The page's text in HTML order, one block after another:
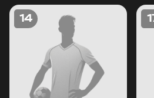
14